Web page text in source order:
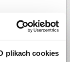
plikach cookies
do
przy bardziej